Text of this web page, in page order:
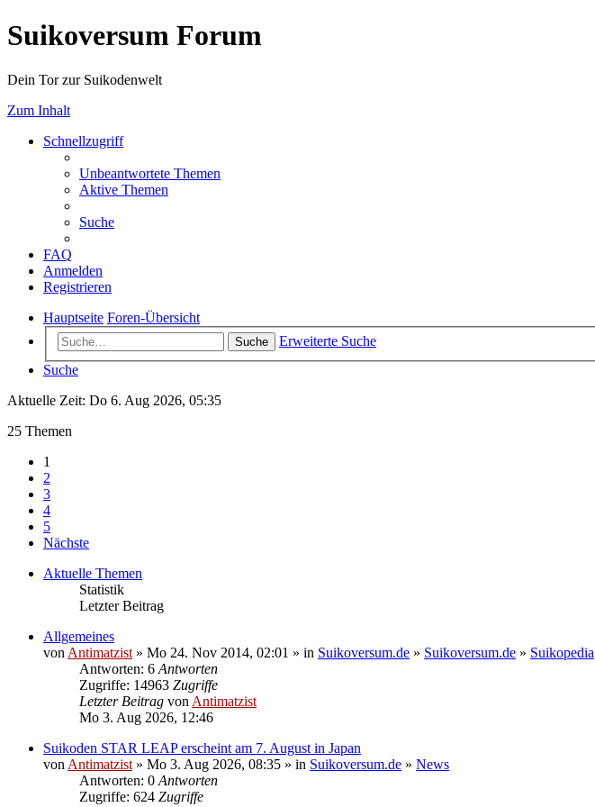
Suikoversum Forum
Dein Tor zur Suikodenwelt
Zum Inhalt
Schnellzugriff
Unbeantwortete Themen
Aktive Themen
Suche
FAQ
Anmelden
Registrieren
Hauptseite Foren-Übersicht
Suche
Erweiterte Suche
Suche
Aktuelle Zeit: Do 6. Aug 2026, 05:35
25 Themen
1
2
3
4
5
Nächste
Aktuelle Themen
Statistik
Letzter Beitrag
Allgemeines
vonAntimatzist» Mo 24. Nov 2014, 02:01 » in Suikoversum.de » Suikoversum.de » Suikopedia
Antworten: 6Antworten
Zugriffe: 14963 Zugriffe
Letzter Beitrag vonAntimatzist
Mo 3. Aug 2026, 12:46
Suikoden STAR LEAP erscheint am 7. August in Japan
vonAntimatzist» Mo 3. Aug 2026, 08:35 » in Suikoversum.de » News
Antworten: 0Antworten
Zugriffe: 624 Zugriffe